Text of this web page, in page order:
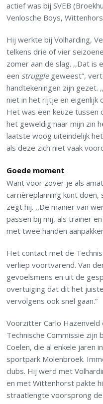
actief was bij SVEB
Venlosche Boys,
Hij werkte bij Volharding,
telkens drie of vier
zomer aan de slag. ,,Dat is
een strugglegeweest”,
handtekeningen zijn gezet.
niet in het rijtje en eigenlijk
Het was een keuze tussen
het geweldig naar mijn zin
laatste woog uiteindelijk
als deze zich niet vaak
Goede moment
Want voor zover je als
carrièreplanning kunt
zegt hij. ,,De manier van
passen bij mij, als trainer
met twee handen
Het contact met de
verliep voortvarend. Van
gevoelsmens en uit de
overtuiging dat dit het
vervolgens ook snel gaan.”
Voorzitter Carlo Hazenveld
Technische Commissie zijn
Coelen, die al enkele jaren
sportpark Molenbroek.
clubs. Hij werd met
en met Wittenhorst pakte
straatlengte voorsprong